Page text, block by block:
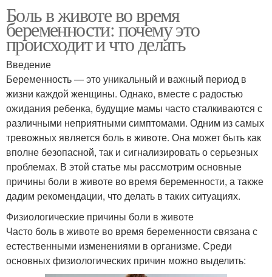
Боль в животе во время
беременности: почему это
происходит и что делать
Введение
Беременность — это уникальный и важный период в
жизни каждой женщины. Однако, вместе с радостью
ожидания ребенка, будущие мамы часто сталкиваются с
различными неприятными симптомами. Одним из самых
тревожных является боль в животе. Она может быть как
вполне безопасной, так и сигнализировать о серьезных
проблемах. В этой статье мы рассмотрим основные
причины боли в животе во время беременности, а также
дадим рекомендации, что делать в таких ситуациях.
Физиологические причины боли в животе
Часто боль в животе во время беременности связана с
естественными изменениями в организме. Среди
основных физиологических причин можно выделить: